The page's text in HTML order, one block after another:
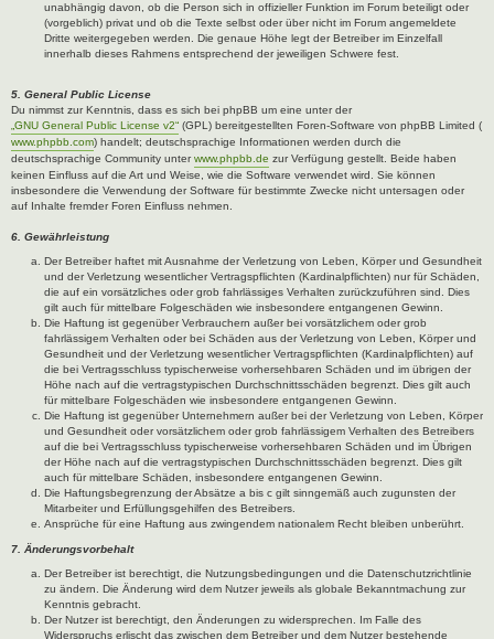
unabhängig davon, ob die Person sich in offizieller Funktion im Forum beteiligt oder
(vorgeblich) privat und ob die Texte selbst oder über nicht im Forum angemeldete
Dritte weitergegeben werden. Die genaue Höhe legt der Betreiber im Einzelfall
innerhalb dieses Rahmens entsprechend der jeweiligen Schwere fest.
5. General Public License
Du nimmst zur Kenntnis, dass es sich bei phpBB um eine unter der
„GNU General Public License v2“ (GPL) bereitgestellten Foren-Software von phpBB Limited (
www.phpbb.com) handelt; deutschsprachige Informationen werden durch die
deutschsprachige Community unterwww.phpbb.de zur Verfügung gestellt. Beide haben
keinen Einfluss auf die Art und Weise, wie die Software verwendet wird. Sie können
insbesondere die Verwendung der Software für bestimmte Zwecke nicht untersagen oder
auf Inhalte fremder Foren Einfluss nehmen.
6. Gewährleistung
Der Betreiber haftet mit Ausnahme der Verletzung von Leben, Körper und Gesundheit
und der Verletzung wesentlicher Vertragspflichten (Kardinalpflichten) nur für Schäden,
die auf ein vorsätzliches oder grob fahrlässiges Verhalten zurückzuführen sind. Dies
gilt auch für mittelbare Folgeschäden wie insbesondere entgangenen Gewinn.
Die Haftung ist gegenüber Verbrauchern außer bei vorsätzlichem oder grob
fahrlässigem Verhalten oder bei Schäden aus der Verletzung von Leben, Körper und
Gesundheit und der Verletzung wesentlicher Vertragspflichten (Kardinalpflichten) auf
die bei Vertragsschluss typischerweise vorhersehbaren Schäden und im übrigen der
Höhe nach auf die vertragstypischen Durchschnittsschäden begrenzt. Dies gilt auch
für mittelbare Folgeschäden wie insbesondere entgangenen Gewinn.
Die Haftung ist gegenüber Unternehmern außer bei der Verletzung von Leben, Körper
und Gesundheit oder vorsätzlichem oder grob fahrlässigem Verhalten des Betreibers
auf die bei Vertragsschluss typischerweise vorhersehbaren Schäden und im Übrigen
der Höhe nach auf die vertragstypischen Durchschnittsschäden begrenzt. Dies gilt
auch für mittelbare Schäden, insbesondere entgangenen Gewinn.
Die Haftungsbegrenzung der Absätze a bis c gilt sinngemäß auch zugunsten der
Mitarbeiter und Erfüllungsgehilfen des Betreibers.
Ansprüche für eine Haftung aus zwingendem nationalem Recht bleiben unberührt.
7. Änderungsvorbehalt
Der Betreiber ist berechtigt, die Nutzungsbedingungen und die Datenschutzrichtlinie
zu ändern. Die Änderung wird dem Nutzer jeweils als globale Bekanntmachung zur
Kenntnis gebracht.
Der Nutzer ist berechtigt, den Änderungen zu widersprechen. Im Falle des
Widerspruchs erlischt das zwischen dem Betreiber und dem Nutzer bestehende